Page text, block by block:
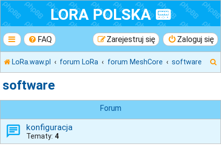
LORA POLSKA 📟
FAQ Zaloguj się
Zarejestruj się
LoRa.waw.pl forum LoRa forum MeshCore software
software
Forum
konfiguracja
Tematy: 4